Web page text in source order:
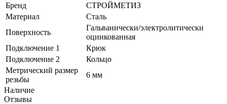
Бренд
СТРОЙМЕТИЗ
Материал
Сталь
Поверхность
Гальванически/электролитически
оцинкованная
Подключение 1
Крюк
Подключение 2
Кольцо
Метрический размер
резьбы
6 мм
Наличие
Отзывы